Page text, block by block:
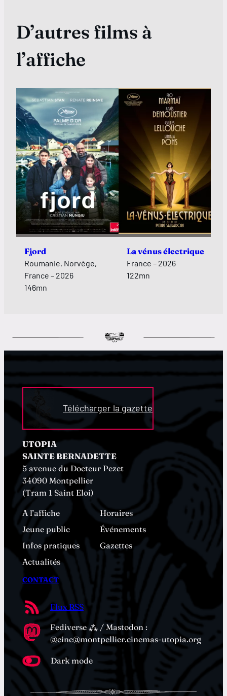
D’autres films à
l’affiche
Fjord
Roumanie, Norvège,
France – 2026
146mn
La vénus électrique
France – 2026
122mn
Télécharger la gazette
UTOPIA
SAINTE BERNADETTE
5 avenue du Docteur Pezet
34090 Montpellier
(Tram 1 Saint Eloi)
A l’affiche
Horaires
Jeune public
Événements
Infos pratiques
Gazettes
Actualités
CONTACT
Flux RSS
Fediverse ⁂ / Mastodon :
@cine@montpellier.cinemas-utopia.org
Dark mode